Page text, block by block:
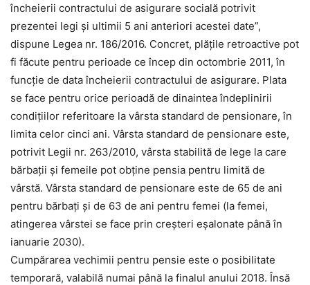
încheierii contractului de asigurare socială potrivit
prezentei legi și ultimii 5 ani anteriori acestei date”,
dispune Legea nr. 186/2016. Concret, plățile retroactive pot
fi făcute pentru perioade ce încep din octombrie 2011, în
funcție de data încheierii contractului de asigurare. Plata
se face pentru orice perioadă de dinaintea îndeplinirii
condițiilor referitoare la vârsta standard de pensionare, în
limita celor cinci ani. Vârsta standard de pensionare este,
potrivit Legii nr. 263/2010, vârsta stabilită de lege la care
bărbații și femeile pot obține pensia pentru limită de
vârstă. Vârsta standard de pensionare este de 65 de ani
pentru bărbați și de 63 de ani pentru femei (la femei,
atingerea vârstei se face prin creșteri eșalonate până în
ianuarie 2030).
Cumpărarea vechimii pentru pensie este o posibilitate
temporară, valabilă numai până la finalul anului 2018. Însă